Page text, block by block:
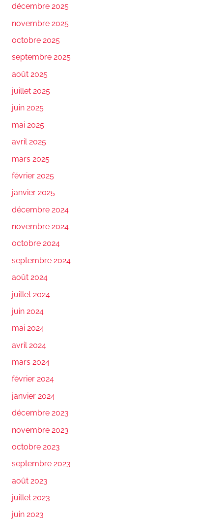
décembre 2025
novembre 2025
octobre 2025
septembre 2025
août 2025
juillet 2025
juin 2025
mai 2025
avril 2025
mars 2025
février 2025
janvier 2025
décembre 2024
novembre 2024
octobre 2024
septembre 2024
août 2024
juillet 2024
juin 2024
mai 2024
avril 2024
mars 2024
février 2024
janvier 2024
décembre 2023
novembre 2023
octobre 2023
septembre 2023
août 2023
juillet 2023
juin 2023